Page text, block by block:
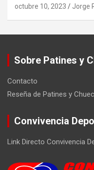
octubre 10, 2023 Jorge
Sobre Patines y
Contacto
Reseña de Patines y
Convivencia
Link Directo Convivencia